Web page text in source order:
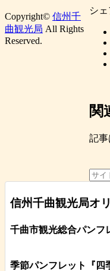
シ
関
記事
信州千曲観光局オ
千曲市観光総合パンフ
季節パンフレット『四
Copyright© 信州千
曲観光局 All Rights
Reserved.